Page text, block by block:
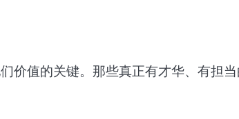
价值的关键。那些真正有才华、有担